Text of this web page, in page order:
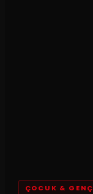
ÇOCUK & GENÇ